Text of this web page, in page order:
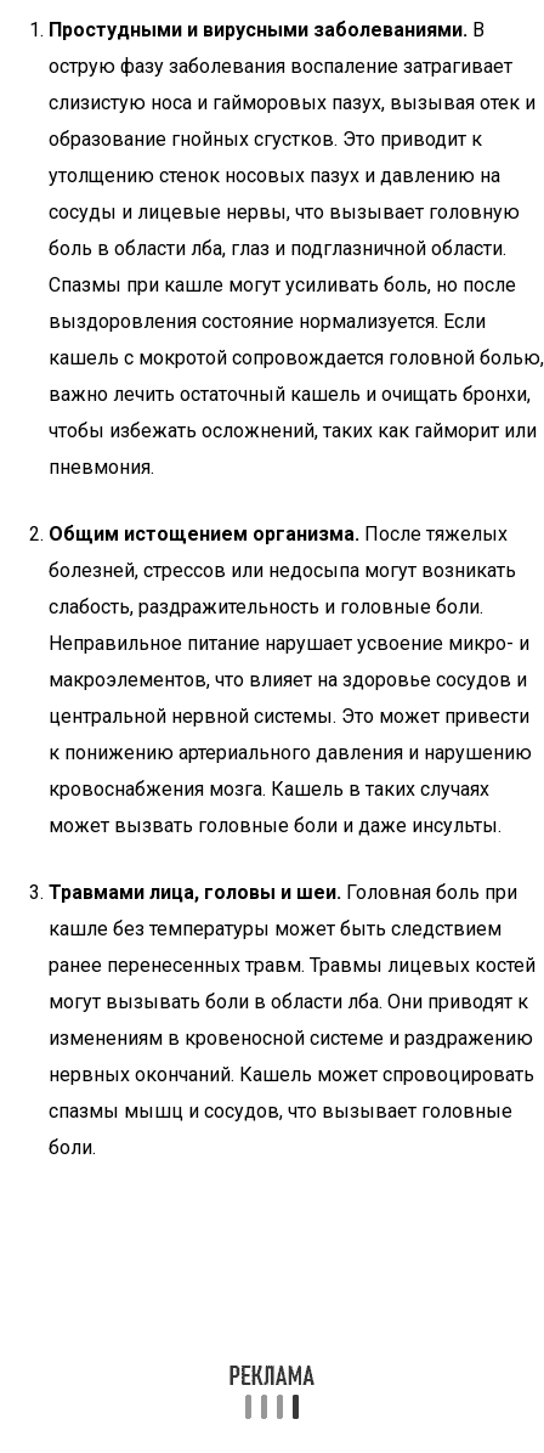
Простудными и вирусными заболеваниями. В
острую фазу заболевания воспаление затрагивает
слизистую носа и гайморовых пазух, вызывая отек и
образование гнойных сгустков. Это приводит к
утолщению стенок носовых пазух и давлению на
сосуды и лицевые нервы, что вызывает головную
боль в области лба, глаз и подглазничной области.
Спазмы при кашле могут усиливать боль, но после
выздоровления состояние нормализуется. Если
кашель с мокротой сопровождается головной болью,
важно лечить остаточный кашель и очищать бронхи,
чтобы избежать осложнений, таких как гайморит или
пневмония.
Общим истощением организма. После тяжелых
болезней, стрессов или недосыпа могут возникать
слабость, раздражительность и головные боли.
Неправильное питание нарушает усвоение микро- и
макроэлементов, что влияет на здоровье сосудов и
центральной нервной системы. Это может привести
к понижению артериального давления и нарушению
кровоснабжения мозга. Кашель в таких случаях
может вызвать головные боли и даже инсульты.
Травмами лица, головы и шеи. Головная боль при
кашле без температуры может быть следствием
ранее перенесенных травм. Травмы лицевых костей
могут вызывать боли в области лба. Они приводят к
изменениям в кровеносной системе и раздражению
нервных окончаний. Кашель может спровоцировать
спазмы мышц и сосудов, что вызывает головные
боли.